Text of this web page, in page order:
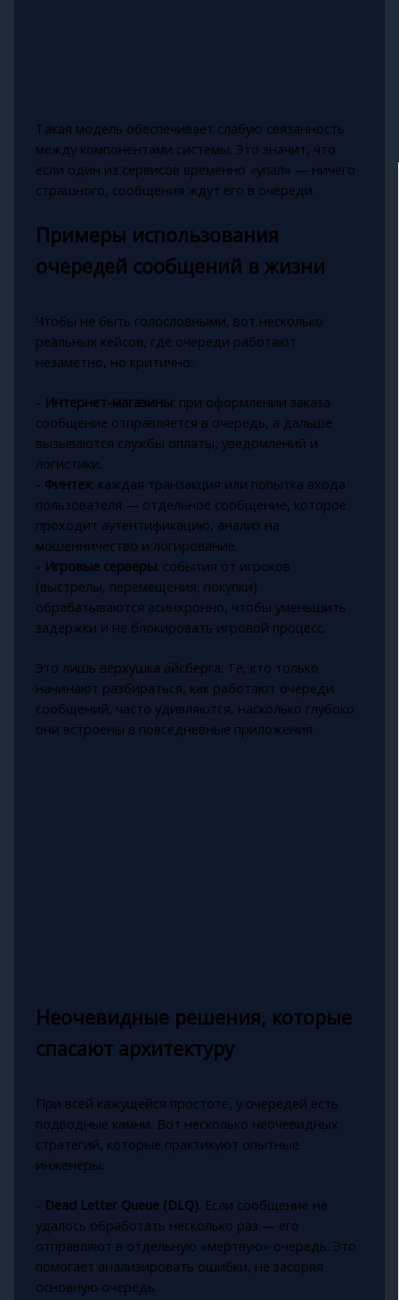
Такая модель обеспечивает слабую связанность
между компонентами системы. Это значит, что
если один из сервисов временно «упал» — ничего
страшного, сообщения ждут его в очереди.
Примеры использования
очередей сообщений в жизни
Чтобы не быть голословными, вот несколько
реальных кейсов, где очереди работают
незаметно, но критично:
- Интернет-магазины: при оформлении заказа
сообщение отправляется в очередь, а дальше
вызываются службы оплаты, уведомлений и
логистики.
- Финтех: каждая транзакция или попытка входа
пользователя — отдельное сообщение, которое
проходит аутентификацию, анализ на
мошенничество и логирование.
- Игровые серверы: события от игроков
(выстрелы, перемещения, покупки)
обрабатываются асинхронно, чтобы уменьшить
задержки и не блокировать игровой процесс.
Это лишь верхушка айсберга. Те, кто только
начинают разбираться, как работают очереди
сообщений, часто удивляются, насколько глубоко
они встроены в повседневные приложения.
Неочевидные решения, которые
спасают архитектуру
При всей кажущейся простоте, у очередей есть
подводные камни. Вот несколько неочевидных
стратегий, которые практикуют опытные
инженеры:
- Dead Letter Queue (DLQ). Если сообщение не
удалось обработать несколько раз — его
отправляют в отдельную «мертвую» очередь. Это
помогает анализировать ошибки, не засоряя
основную очередь.